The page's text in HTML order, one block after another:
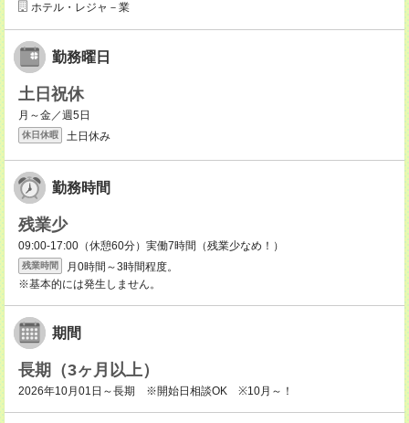
ホテル・レジャ－業
勤務曜日
土日祝休
月～金／週5日
休日休暇 土日休み
勤務時間
残業少
09:00-17:00（休憩60分）実働7時間（残業少なめ！）
残業時間
月0時間～3時間程度。
※基本的には発生しません。
期間
長期（3ヶ月以上）
2026年10月01日～長期 ※開始日相談OK ※10月～！